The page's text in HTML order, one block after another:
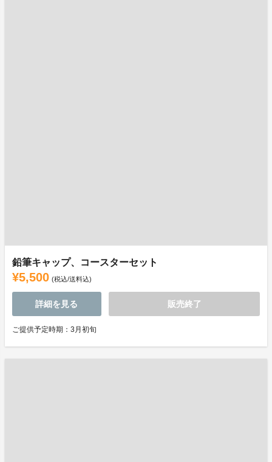
鉛筆キャップ、コースターセット
¥5,500 (税込/送料込)
詳細を見る 販売終了
ご提供予定時期：3月初旬